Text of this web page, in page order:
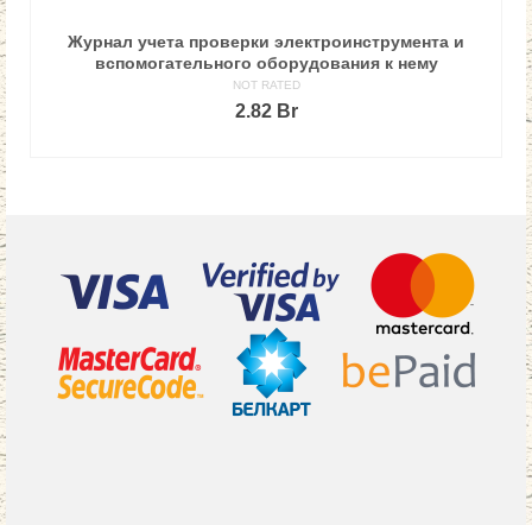
Журнал учета проверки электроинструмента и
вспомогательного оборудования к нему
NOT RATED
2.82 Br